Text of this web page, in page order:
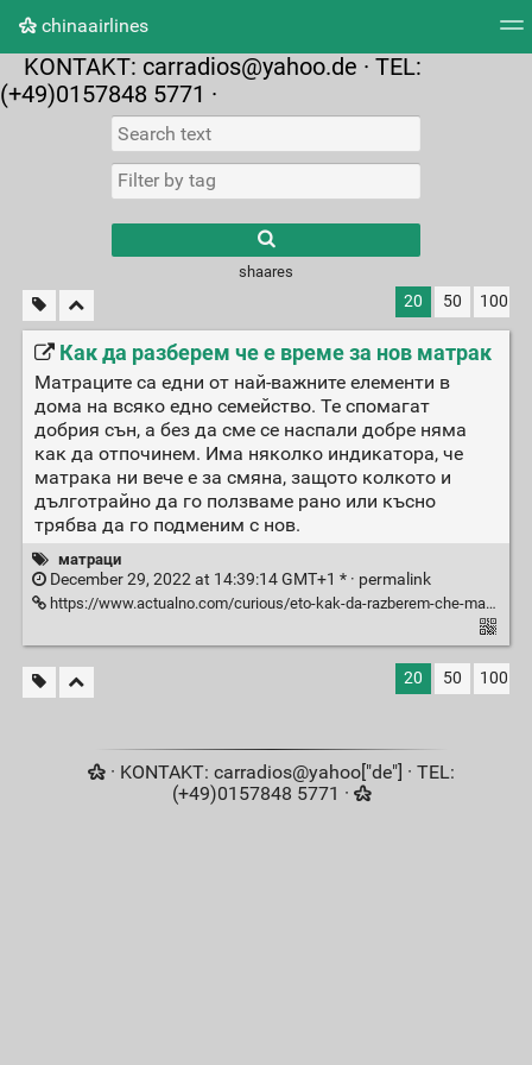
chinaairlines
Tag cloud Picture wall Daily RSS Feed
KONTAKT: carradios@yahoo.de · TEL:
(+49)0157848 5771 ·
shaares
20 50 100
Как да разберем че е време за нов матрак
Матраците са едни от най-важните елементи в
дома на всяко едно семейство. Те спомагат
добрия сън, а без да сме се наспали добре няма
как да отпочинем. Има няколко индикатора, че
матрака ни вече е за смяна, защото колкото и
дълготрайно да го ползваме рано или късно
трябва да го подменим с нов.
матраци
December 29, 2022 at 14:39:14 GMT+1 * · permalink
https://www.actualno.com/curious/eto-kak-da-razberem-che-matrakyt-e-za-smjana-news_1784200.html
20 50 100
· KONTAKT: carradios@yahoo["de"] · TEL:
(+49)0157848 5771 ·